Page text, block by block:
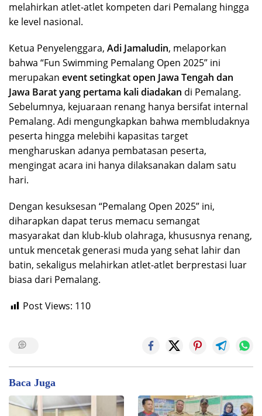
melahirkan atlet-atlet kompeten dari Pemalang hingga
ke level nasional.
Ketua Penyelenggara, Adi Jamaludin, melaporkan
bahwa “Fun Swimming Pemalang Open 2025” ini
merupakan event setingkat open Jawa Tengah dan
Jawa Barat yang pertama kali diadakan di Pemalang.
Sebelumnya, kejuaraan renang hanya bersifat internal
Pemalang. Adi mengungkapkan bahwa membludaknya
peserta hingga melebihi kapasitas target
mengharuskan adanya pembatasan peserta,
mengingat acara ini hanya dilaksanakan dalam satu
hari.
Dengan kesuksesan “Pemalang Open 2025” ini,
diharapkan dapat terus memacu semangat
masyarakat dan klub-klub olahraga, khususnya renang,
untuk mencetak generasi muda yang sehat lahir dan
batin, sekaligus melahirkan atlet-atlet berprestasi luar
biasa dari Pemalang.
Post Views: 110
Baca Juga